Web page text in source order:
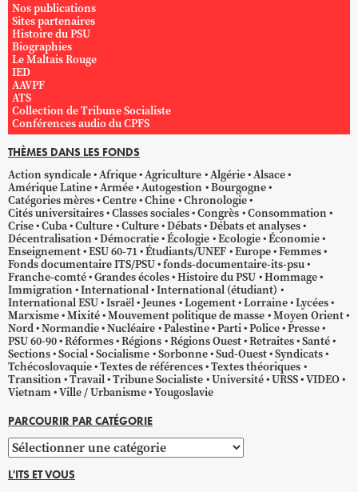
Nos publications
Sites partenaires
Histoire du PSU
Biographies
Le Maltais Rouge
IED
AAVPF
ATS
Collection de Tribune Socialiste
Conférences audio du CPFS
THÈMES DANS LES FONDS
Action syndicale Afrique Agriculture Algérie Alsace
Amérique Latine Armée Autogestion
Bourgogne
Catégories mères Centre Chine Chronologie
Cités universitaires Classes sociales Congrès Consommation
Crise Cuba Culture Culture Débats Débats et analyses
Décentralisation Démocratie Écologie Ecologie Économie
Enseignement ESU 60-71 Étudiants/UNEF Europe Femmes
Fonds documentaire ITS/PSU fonds-documentaire-its-psu
Franche-comté Grandes écoles Histoire du PSU Hommage
Immigration International International (étudiant)
International ESU Israël Jeunes Logement Lorraine Lycées
Marxisme Mixité Mouvement politique de masse Moyen Orient
Nord Normandie Nucléaire Palestine Parti Police Presse
PSU 60-90 Réformes Régions Régions Ouest Retraites Santé
Sections Social Socialisme Sorbonne Sud-Ouest Syndicats
Tchécoslovaquie Textes de références Textes théoriques
Transition Travail Tribune Socialiste Université URSS VIDEO
Vietnam Ville / Urbanisme Yougoslavie
PARCOURIR PAR CATÉGORIE
Parcourir
par
catégorie
L'ITS ET VOUS